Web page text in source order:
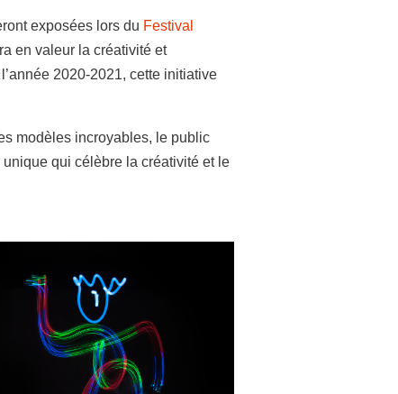
exposées lors du Festival
en valeur la créativité et
2020-2021, cette initiative
modèles incroyables, le public
qui célèbre la créativité et le